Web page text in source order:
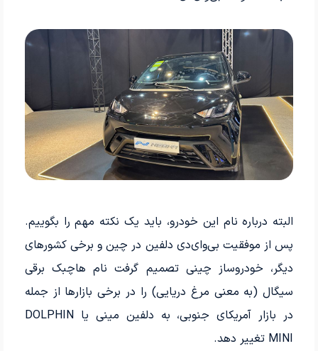
البته درباره نام این خودرو، باید یک نکته مهم را بگوییم.
پس از موفقیت بی‌وای‌دی دلفین در چین و برخی کشورهای
دیگر، خودروساز چینی تصمیم گرفت نام هاچبک برقی
سیگال (به معنی مرغ دریایی) را در برخی بازارها از جمله
در بازار آمریکای جنوبی، به دلفین مینی یا DOLPHIN
MINI تغییر دهد.